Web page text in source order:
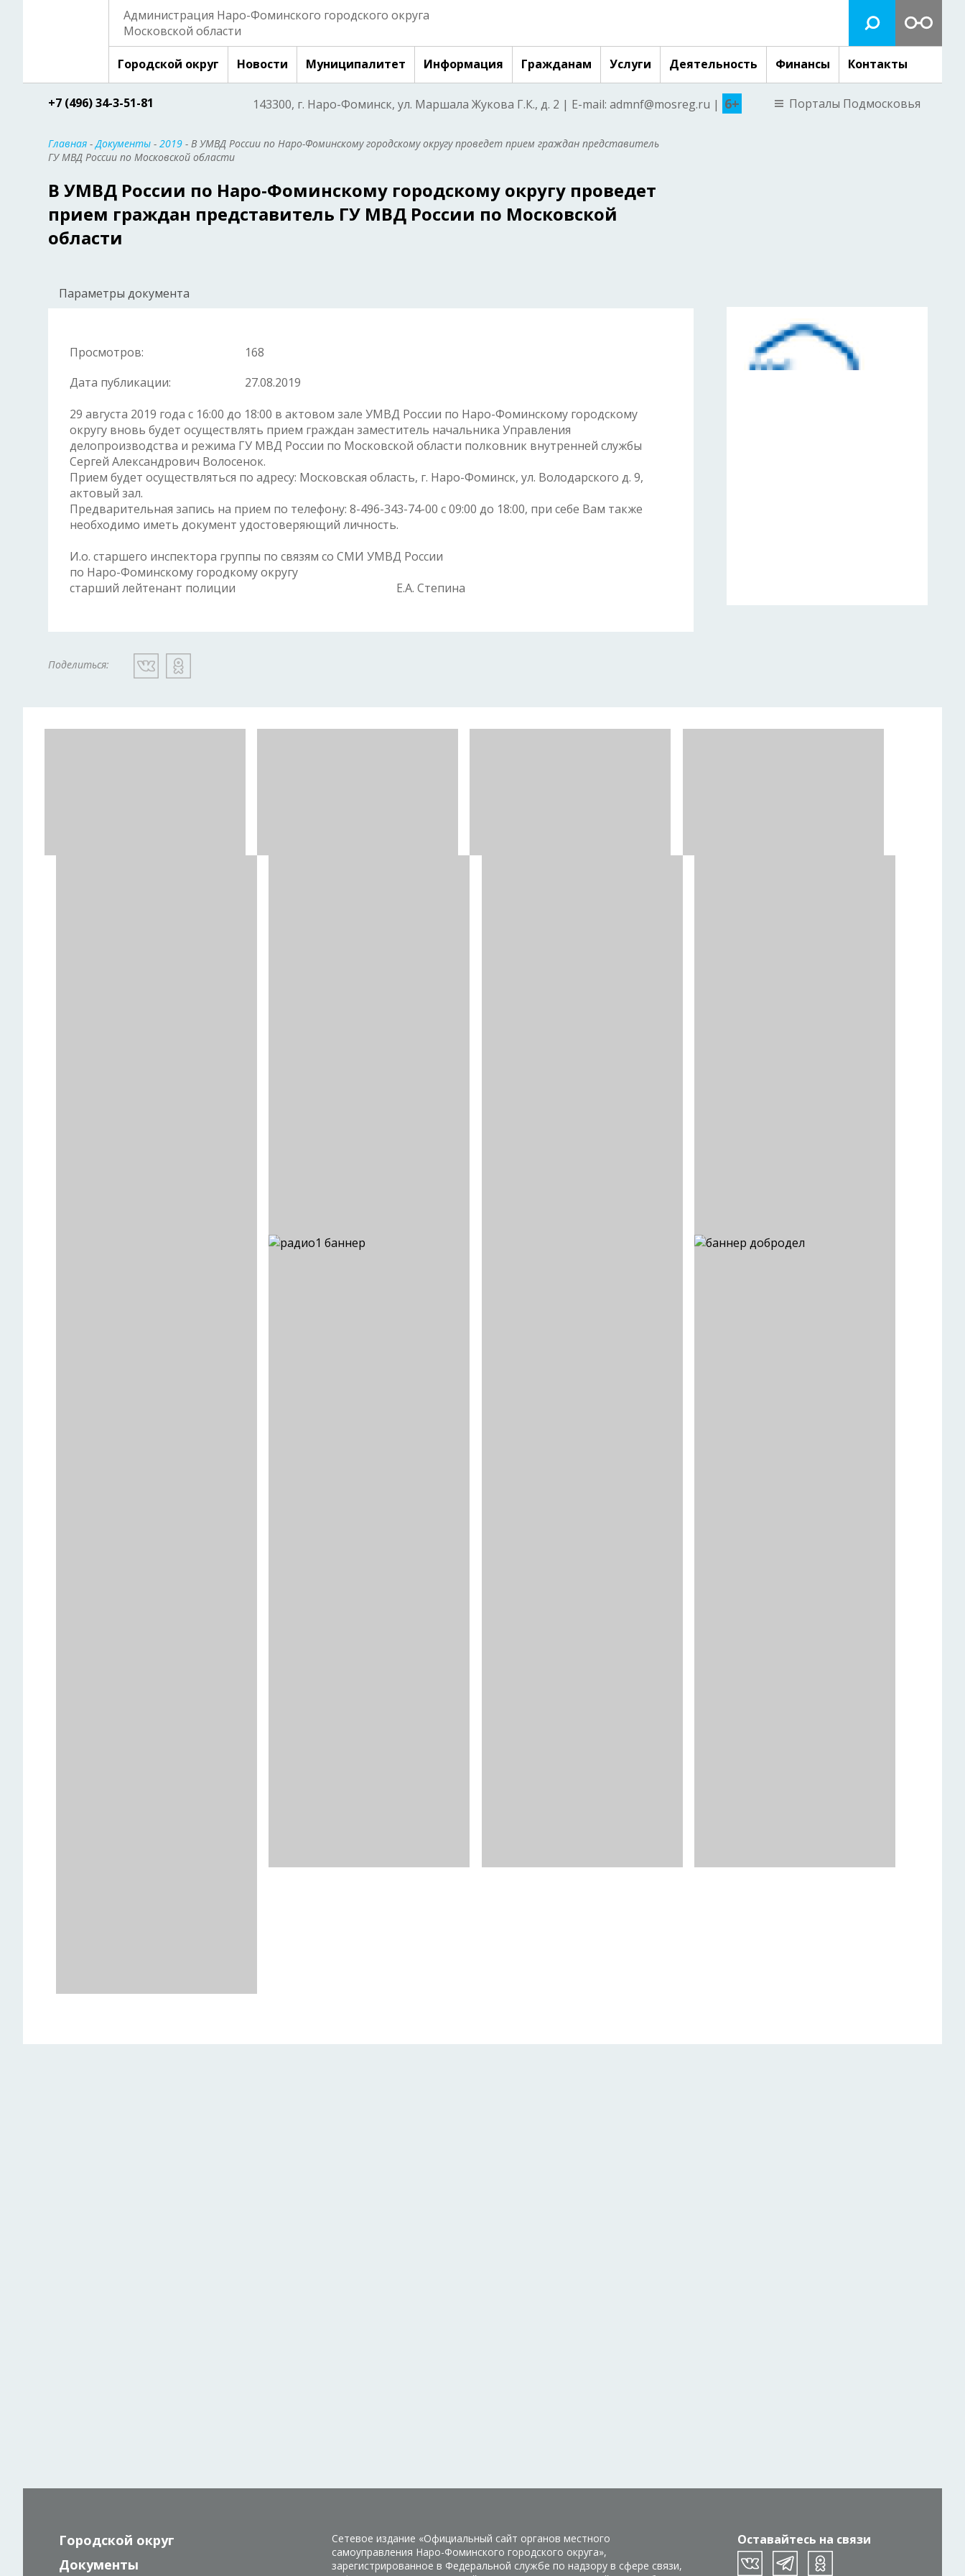
Администрация Наро-Фоминского городского округа
Московской области
Городской округ Новости Муниципалитет Информация Гражданам Услуги Деятельность Финансы Контакты
+7 (496) 34-3-51-81 143300, г. Наро-Фоминск, ул. Маршала Жукова Г.К., д. 2 | E-mail: admnf@mosreg.ru | 6+ Порталы Подмосковья
Главная -Документы - 2019 - В УМВД России по Наро-Фоминскому городскому округу проведет прием граждан представитель
ГУ МВД России по Московской области
В УМВД России по Наро-Фоминскому городскому округу проведет
прием граждан представитель ГУ МВД России по Московской
области
Параметры документа
Просмотров:
168
Дата публикации:
27.08.2019
29 августа 2019 года с 16:00 до 18:00 в актовом зале УМВД России по Наро-Фоминскому городскому
округу вновь будет осуществлять прием граждан заместитель начальника Управления
делопроизводства и режима ГУ МВД России по Московской области полковник внутренней службы
Сергей Александрович Волосенок.
Прием будет осуществляться по адресу: Московская область, г. Наро-Фоминск, ул. Володарского д. 9,
актовый зал.
Предварительная запись на прием по телефону: 8-496-343-74-00 с 09:00 до 18:00, при себе Вам также
необходимо иметь документ удостоверяющий личность.
И.о. старшего инспектора группы по связям со СМИ УМВД России
по Наро-Фоминскому городкому округу
старший лейтенант полиции Е.А. Степина
Поделиться:
Оставайтесь на связи
Городской округ
Документы
Сетевое издание «Официальный сайт органов местного
самоуправления Наро-Фоминского городского округа»,
зарегистрированное в Федеральной службе по надзору в сфере связи,